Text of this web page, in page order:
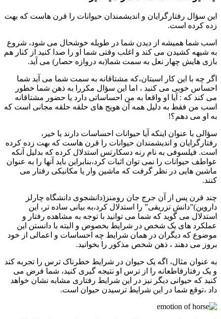
سؤال رفتارگرایان و اندیشمندان حیوانات را قرن هاست که بهت
کرده است.
شما همیشه از دیدن شما در طویله خوشحال می شود، شروع
شیهه کشیدن می کند و اغلب وقتی شما او را صدا کنید از کنار هم
هایش چهار نعل به سمت شما(به دروازه حصار) می آید.
چه با این کار اسبتان،که مشتاقانه به سمت شما می آید شما
خوبی می کنید ، اما این سؤال مکررا به ذهن شما خطور
کند که : آیا او واقعا به من احساساتی دارد یا حضور مشتاقانه
من فقط به دلیل همه آن هویج های حلقه حلقه مجانی است که
او می دهم؟!
با عنوان اینکه آیا حیوانات احساسات دارند یا خیر،
و اندیشمندان حیوانات را قرن هاست که بهت زده کرده
فیلسوفی به نام رنه دسکارتس استدلال کرده که بدلیل آنکه
حیوانات را نمی توان اثبات کرد،بنابراین باید آنها را به عنوان
هایی در نظر گرفت که ماشین وار یا مکانیکی رفتار می
قرن پس از آن جرج جان رومنز(دانشجوی دانشگاه چارلز
تزریقی” را استدلال کرد،به بیانی ساده تر، این
می گوید که شما می توانید با توجه به مشاهده رفتار و
های یک شخص در شرایط بخصوص و البته با دانستن این
که دیگران در همان شرایط چه احساسات و اعمالی از خود
می دهند ، ذهن شخص مذکور را بخوانید.
عنوان مثال، اگه یک حیوان در شرایط خطرناک ترس را تجربه کند
یک رفتارقاطعانه را از ترس او نتیجه گیری کنید، شما فرض می
که حیوانی دیگر نیز در این شرایط رفتاری مشابه نشان خواهد
،توقع شما در این شرایط ترسیدن حیوان است.